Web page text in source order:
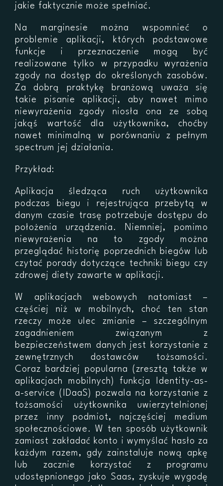
jakie faktycznie może spełniać.
Na marginesie można wspomnieć o
problemie aplikacji, których podstawowe
funkcje i przeznaczenie mogą być
realizowane tylko w przypadku wyrażenia
zgody na dostęp do określonych zasobów.
Za dobrą praktykę branżową uważa się
takie pisanie aplikacji, aby nawet mimo
niewyrażenia zgody niosła ona ze sobą
jakąś wartość dla użytkownika, choćby
nawet minimalną w porównaniu z pełnym
spectrum jej działania.
Przykład:
Aplikacja śledząca ruch użytkownika
podczas biegu i rejestrująca przebytą w
danym czasie trasę potrzebuje dostępu do
położenia urządzenia. Niemniej, pomimo
niewyrażenia na to zgody można
przeglądać historię poprzednich biegów lub
czytać porady dotyczące techniki biegu czy
zdrowej diety zawarte w aplikacji.
W aplikacjach webowych natomiast –
częściej niż w mobilnych, choć ten stan
rzeczy może ulec zmianie – szczególnym
zagadnieniem związanym z
bezpieczeństwem danych jest korzystanie z
zewnętrznych dostawców tożsamości.
Coraz bardziej popularna (zresztą także w
aplikacjach mobilnych) funkcja Identity-as-
a-service (IDaaS) pozwala na korzystanie z
tożsamości użytkownika uwierzytelnionej
przez inny podmiot, najczęściej medium
społecznościowe. W ten sposób użytkownik
zamiast zakładać konto i wymyślać hasło za
każdym razem, gdy zainstaluje nową apkę
lub zacznie korzystać z programu
udostępnionego jako Saas, zyskuje wygodę